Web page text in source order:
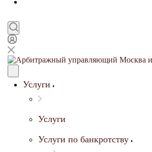
Услуги
Услуги
Услуги по банкротству